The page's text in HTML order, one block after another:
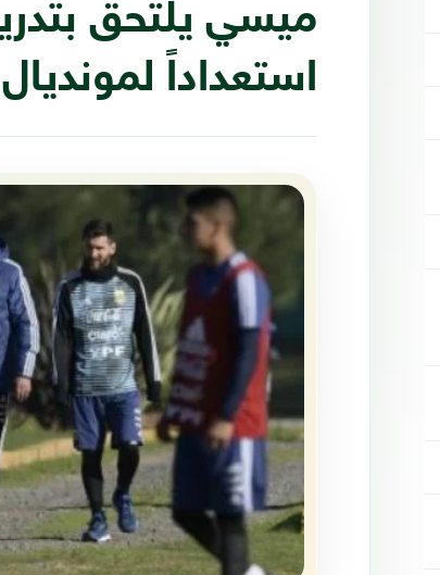
ميسي يلتحق
استعداداً لمونديال